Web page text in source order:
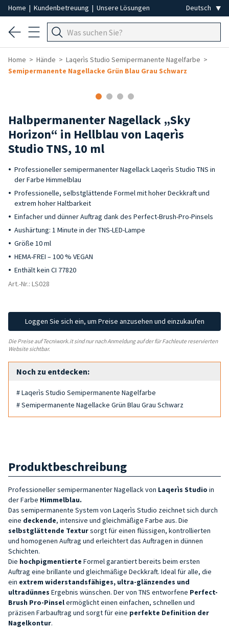
Home | Kundenbetreuung | Unsere Lösungen
Home Hände
Laqerìs Studio Semipermanente Nagelfarbe
Semipermanente Nagellacke Grün Blau Grau Schwarz
Halbpermanenter Nagellack „Sky
Horizon“ in Hellblau von Laqerìs
Studio TNS, 10 ml
Professioneller semipermanenter Nagellack Laqerìs Studio TNS in
der Farbe Himmelblau
Professionelle, selbstglättende Formel mit hoher Deckkraft und
extrem hoher Haltbarkeit
Einfacher und dünner Auftrag dank des Perfect-Brush-Pro-Pinsels
Aushärtung: 1 Minute in der TNS-LED-Lampe
Größe 10 ml
HEMA-FREI – 100 % VEGAN
Enthält kein CI 77820
Art.-Nr.: LS028
Loggen Sie sich ein, um Preise anzusehen und einzukaufen
Die Preise auf Tecniwork.it sind nur nach Anmeldung auf der für Fachleute reservierten
Website sichtbar.
Noch zu entdecken:
# Laqerìs Studio Semipermanente Nagelfarbe
# Semipermanente Nagellacke Grün Blau Grau Schwarz
Produktbeschreibung
Professioneller semipermanenter Nagellack von Laqerìs Studio in
der Farbe Himmelblau.
Das semipermanente System von Laqerìs Studio zeichnet sich durch
eine deckende, intensive und gleichmäßige Farbe aus. Die
selbstglättende Textursorgt für einen flüssigen, kontrollierten
und homogenen Auftrag und erleichtert das Auftragen in dünnen
Schichten.
Die hochpigmentierte Formel garantiert bereits beim ersten
Auftrag eine brillante und gleichmäßige Deckkraft. Ideal für alle, die
ein extrem widerstandsfähiges, ultra-glänzendes und
ultradünnes Ergebnis wünschen. Der von TNS entworfene Perfect-
Brush Pro-Pinselermöglicht einen einfachen, schnellen und
präzisen Farbauftrag und sorgt für eine perfekte Definition der
Nagelkontur.